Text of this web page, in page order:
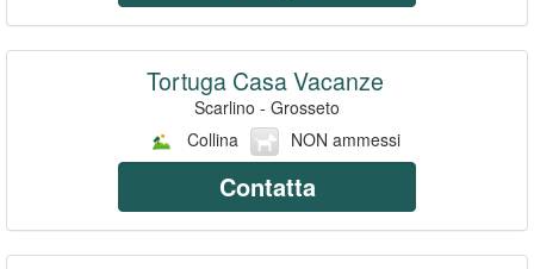
Tortuga Casa Vacanze
Scarlino - Grosseto
Collina
NON ammessi
Contatta